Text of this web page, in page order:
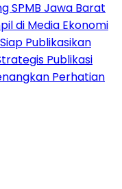
SPMB Jawa Barat
di Media Ekonomi
Publikasikan
Publikasi
Perhatian